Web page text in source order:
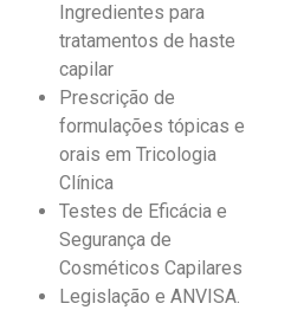
Ingredientes para
tratamentos de haste
capilar
Prescrição de
formulações tópicas e
orais em Tricologia
Clínica
Testes de Eficácia e
Segurança de
Cosméticos Capilares
Legislação e ANVISA.